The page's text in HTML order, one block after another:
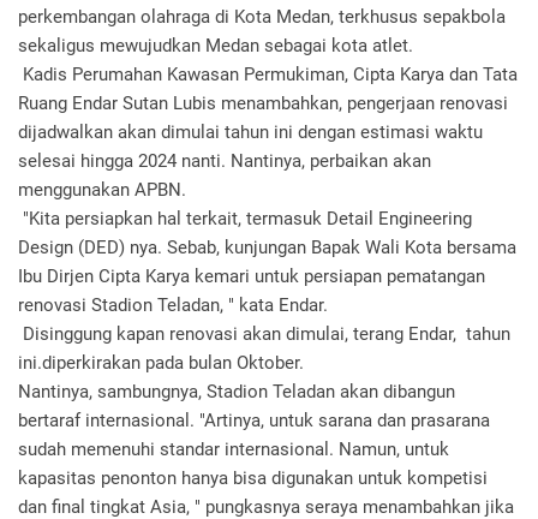
perkembangan olahraga di Kota Medan, terkhusus sepakbola
sekaligus mewujudkan Medan sebagai kota atlet.
Kadis Perumahan Kawasan Permukiman, Cipta Karya dan Tata
Ruang Endar Sutan Lubis menambahkan, pengerjaan renovasi
dijadwalkan akan dimulai tahun ini dengan estimasi waktu
selesai hingga 2024 nanti. Nantinya, perbaikan akan
menggunakan APBN.
"Kita persiapkan hal terkait, termasuk Detail Engineering
Design (DED) nya. Sebab, kunjungan Bapak Wali Kota bersama
Ibu Dirjen Cipta Karya kemari untuk persiapan pematangan
renovasi Stadion Teladan, " kata Endar.
Disinggung kapan renovasi akan dimulai, terang Endar, tahun
ini.diperkirakan pada bulan Oktober.
Nantinya, sambungnya, Stadion Teladan akan dibangun
bertaraf internasional. "Artinya, untuk sarana dan prasarana
sudah memenuhi standar internasional. Namun, untuk
kapasitas penonton hanya bisa digunakan untuk kompetisi
dan final tingkat Asia, " pungkasnya seraya menambahkan jika